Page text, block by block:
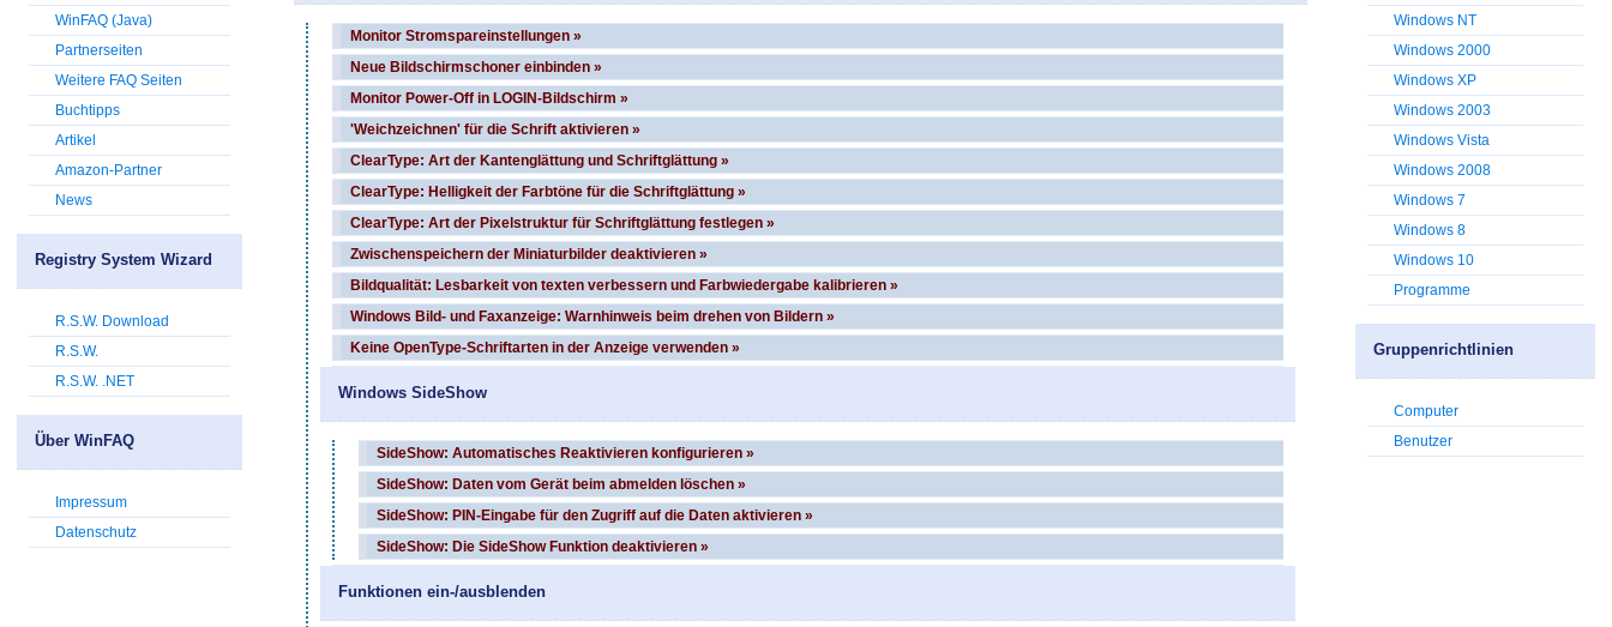
Windows NT
Windows 2000
Windows XP
Windows 2003
Windows Vista
Windows 2008
Windows 7
Windows 8
Windows 10
Programme
Gruppenrichtlinien
Computer
Benutzer
Monitor Stromspareinstellungen »
Neue Bildschirmschoner einbinden »
Monitor Power-Off in LOGIN-Bildschirm »
'Weichzeichnen' für die Schrift aktivieren »
ClearType: Art der Kantenglättung und Schriftglättung »
ClearType: Helligkeit der Farbtöne für die Schriftglättung »
ClearType: Art der Pixelstruktur für Schriftglättung festlegen »
Zwischenspeichern der Miniaturbilder deaktivieren »
Bildqualität: Lesbarkeit von texten verbessern und Farbwiedergabe kalibrieren »
Windows Bild- und Faxanzeige: Warnhinweis beim drehen von Bildern »
Keine OpenType-Schriftarten in der Anzeige verwenden »
Windows SideShow
SideShow: Automatisches Reaktivieren konfigurieren »
SideShow: Daten vom Gerät beim abmelden löschen »
SideShow: PIN-Eingabe für den Zugriff auf die Daten aktivieren »
SideShow: Die SideShow Funktion deaktivieren »
Funktionen ein-/ausblenden
WinFAQ (Java)
Partnerseiten
Weitere FAQ Seiten
Buchtipps
Artikel
Amazon-Partner
News
Registry System Wizard
R.S.W. Download
R.S.W.
R.S.W. .NET
Über WinFAQ
Impressum
Datenschutz